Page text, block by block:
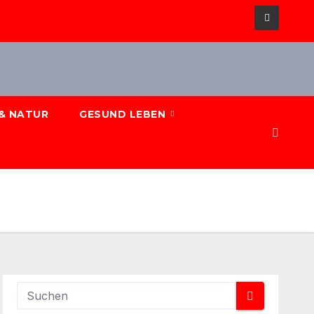
NATUR GESUND LEBEN